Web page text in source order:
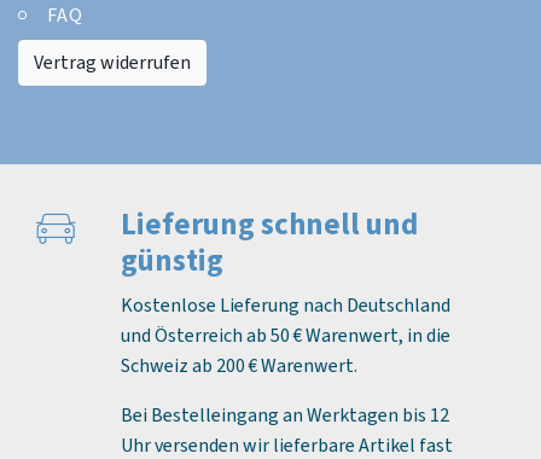
FAQ
Vertrag widerrufen
Lieferung schnell und
günstig
Kostenlose Lieferung nach Deutschland
und Österreich ab 50 € Warenwert, in die
Schweiz ab 200 € Warenwert.
Bei Bestelleingang an Werktagen bis 12
Uhr versenden wir lieferbare Artikel fast